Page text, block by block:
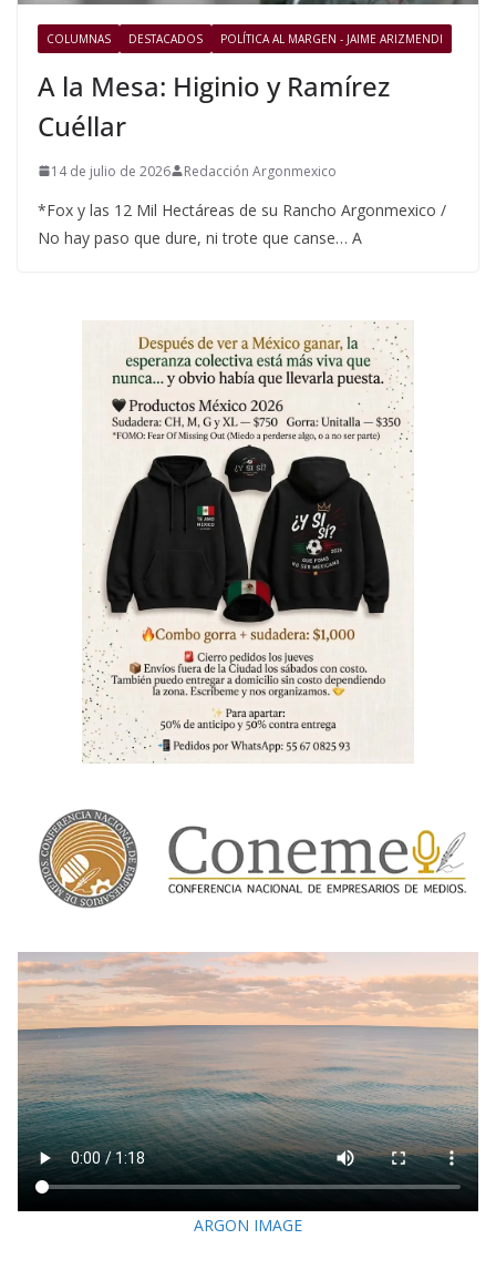
COLUMNAS DESTACADOS POLÍTICA AL MARGEN - JAIME ARIZMENDI
A la Mesa: Higinio y Ramírez
Cuéllar
14 de julio de 2026 Redacción Argonmexico
*Fox y las 12 Mil Hectáreas de su Rancho Argonmexico /
No hay paso que dure, ni trote que canse… A
ARGON IMAGE